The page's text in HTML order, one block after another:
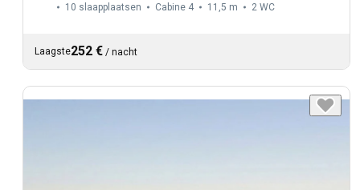
10 slaapplaatsen Cabine 4 11,5 m 2 WC
Laagste252 € / nacht